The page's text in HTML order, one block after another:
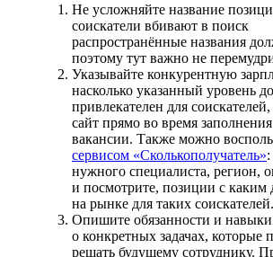
Не усложняйте название
соискатели вбивают в поиск
распространённые названия
поэтому тут важно не
Указывайте конкурентную
насколько указанный уровень
привлекателен для
сайт прямо во время
вакансии. Также можно
сервисом «Сколькополучатель»
нужного специалиста, регион,
и посмотрите, позиции с каким
на рынке для таких соискателей.
Опишите обязанности и
о конкретных задачах, которые
решать будущему сотруднику.